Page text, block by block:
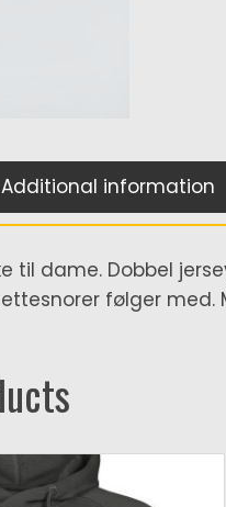
Additional information
til dame. Dobbel
følger med.